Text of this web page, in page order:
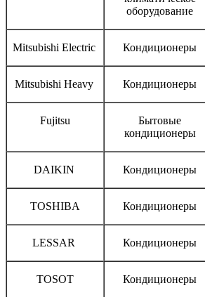
оборудование
Mitsubishi Electric Кондиционеры
Mitsubishi Heavy Кондиционеры
Fujitsu
Бытовые
кондиционеры
DAIKIN Кондиционеры
TOSHIBA Кондиционеры
LESSAR Кондиционеры
TOSOT Кондиционеры